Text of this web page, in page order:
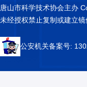
唐山市科学技术协会主办
未经授权禁止复制或建立镜
公安机关备案号: